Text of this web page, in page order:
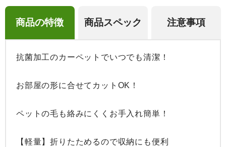
商品の特徴 商品スペック 注意事項
抗菌加工のカーペットでいつでも清潔！
お部屋の形に合せてカットOK！
ペットの毛も絡みにくくお手入れ簡単！
【軽量】折りたためるので収納にも便利